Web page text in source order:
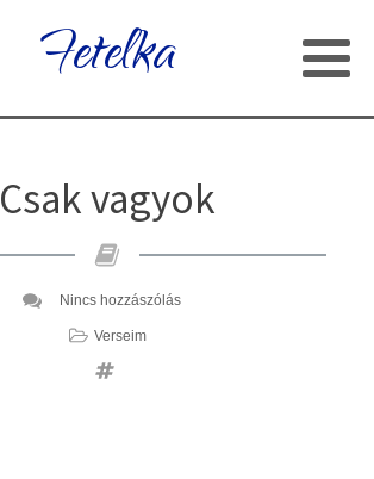
Fetelka
Csak vagyok
Nincs hozzászólás
Verseim